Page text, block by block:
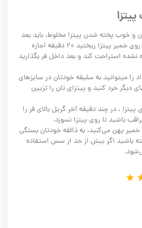
و خوب پخته شدن پیتزا مخلوط، باید بعد
از اینکه تمام مواد را روی خمیر پیتزا ریختید ۲۰ دقیقه اجازه
نشده استراحت کند و بعد داخل فر بگذارید
را میتوانید به سلیقه خودتان در سایزهای
دیگر خرد کنید و پیتزای تان را تزیین
، در چند دقیقه آخر گریل بالای فر را
باشید تا روی پیتزا نسوزد.
پهن می‌کنید، به ذائقه خودتان بستگی
باشید اگر بیش از حد از سس استفاده